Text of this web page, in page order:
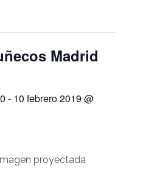
Madrid
- 10 febrero 2019 @
proyectada